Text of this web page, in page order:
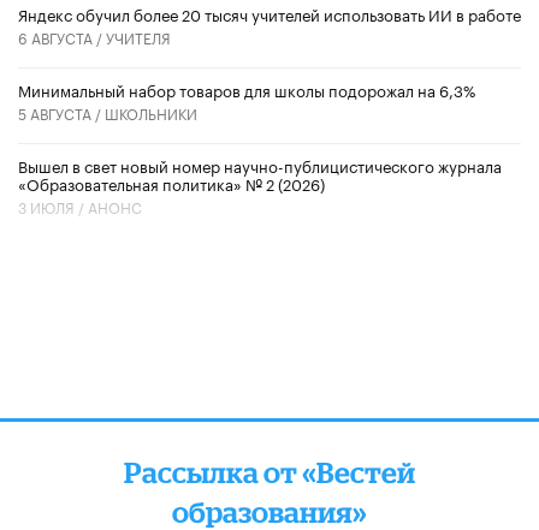
​Яндекс обучил более 20 тысяч учителей использовать ИИ в работе
6 АВГУСТА /УЧИТЕЛЯ
Минимальный набор товаров для школы подорожал на 6,3%
5 АВГУСТА / ШКОЛЬНИКИ
Вышел в свет новый номер научно-публицистического журнала
«Образовательная политика» № 2 (2026)
3 ИЮЛЯ / АНОНС
Рассылка от «Вестей
образования»